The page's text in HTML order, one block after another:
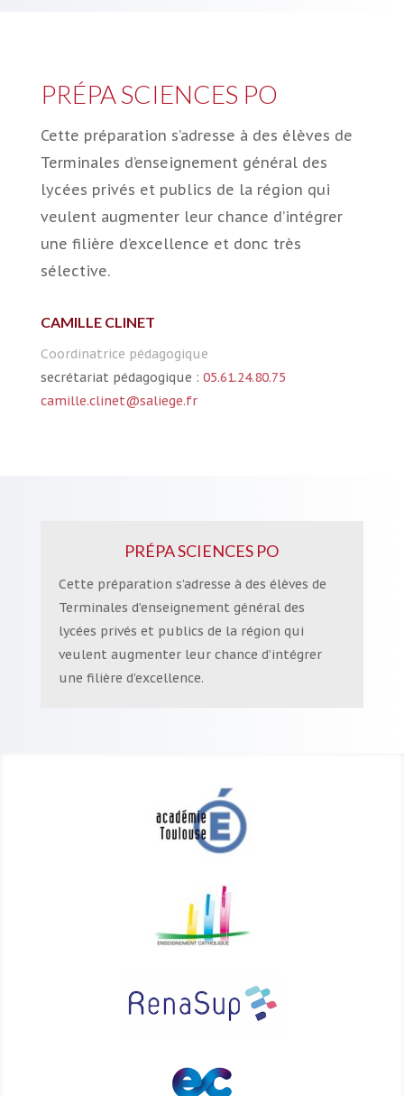
PRÉPA SCIENCES PO
Cette préparation s’adresse à des élèves de
Terminales d’enseignement général des
lycées privés et publics de la région qui
veulent augmenter leur chance d’intégrer
une filière d’excellence et donc très
sélective.
CAMILLE CLINET
Coordinatrice pédagogique
secrétariat pédagogique : 05.61.24.80.75
camille.clinet@saliege.fr
PRÉPA SCIENCES PO
Cette préparation s’adresse à des élèves de
Terminales d’enseignement général des
lycées privés et publics de la région qui
veulent augmenter leur chance d’intégrer
une filière d’excellence.